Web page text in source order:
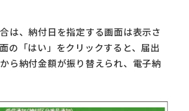
は、納付日を指定する画面は表示さ
の「はい」をクリックすると、届出
ら納付金額が振り替えられ、電子納